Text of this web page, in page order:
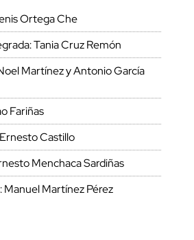
Ortega Che
Tania Cruz Remón
Martínez y Antonio García
Fariñas
Castillo
Menchaca Sardiñas
Manuel Martínez Pérez